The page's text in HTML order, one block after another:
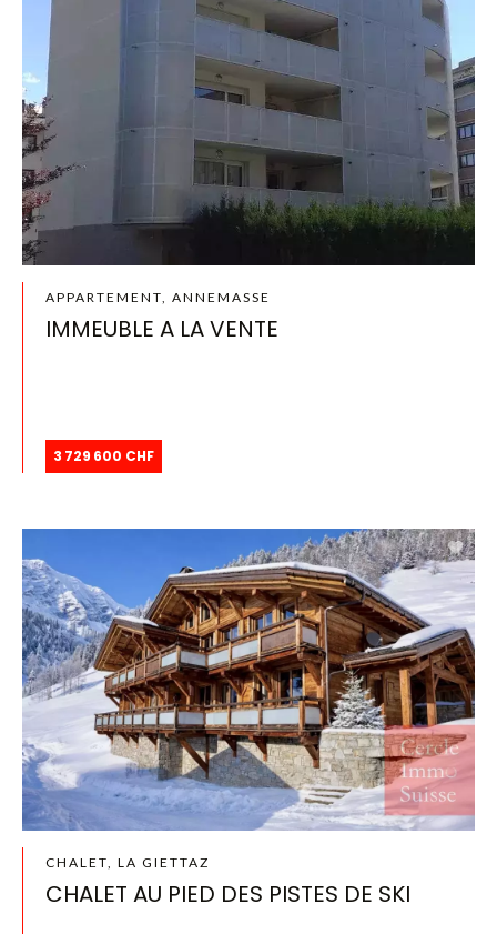
APPARTEMENT, ANNEMASSE
IMMEUBLE A LA VENTE
3 729 600 CHF
CHALET, LA GIETTAZ
CHALET AU PIED DES PISTES DE SKI